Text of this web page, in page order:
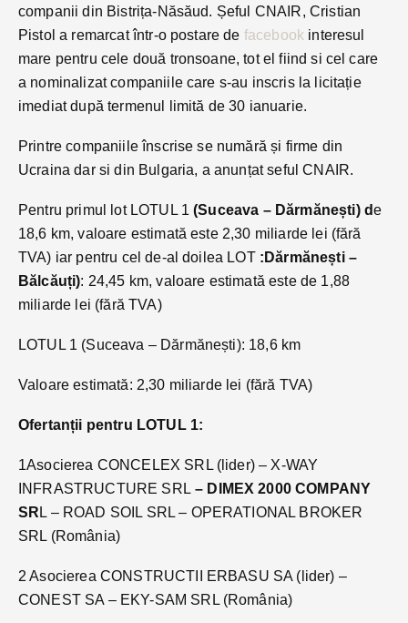
companii din Bistrița-Năsăud. Șeful CNAIR, Cristian
Pistol a remarcat într-o postare de facebook interesul
mare pentru cele două tronsoane, tot el fiind si cel care
a nominalizat companiile care s-au inscris la licitație
imediat după termenul limită de 30 ianuarie.
Printre companiile înscrise se numără și firme din
Ucraina dar si din Bulgaria, a anunțat seful CNAIR.
Pentru primul lot LOTUL 1(Suceava – Dărmănești) de
18,6 km, valoare estimată este 2,30 miliarde lei (fără
TVA) iar pentru cel de-al doilea LOT :Dărmănești –
Bălcăuți): 24,45 km, valoare estimată este de 1,88
miliarde lei (fără TVA)
LOTUL 1 (Suceava – Dărmănești): 18,6 km
Valoare estimată: 2,30 miliarde lei (fără TVA)
Ofertanții pentru LOTUL 1:
1Asocierea CONCELEX SRL (lider) – X-WAY
INFRASTRUCTURE SRL – DIMEX 2000 COMPANY
SR L – ROAD SOIL SRL – OPERATIONAL BROKER
SRL (România)
2 Asocierea CONSTRUCTII ERBASU SA (lider) –
CONEST SA – EKY-SAM SRL (România)